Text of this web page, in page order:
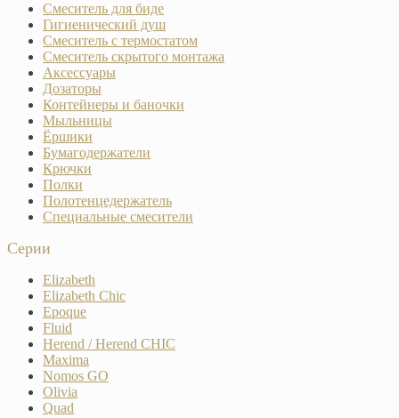
Смеситель для биде
Гигиенический душ
Смеситель с термостатом
Смеситель скрытого монтажа
Аксессуары
Дозаторы
Контейнеры и баночки
Мыльницы
Ёршики
Бумагодержатели
Крючки
Полки
Полотенцедержатель
Специальные смесители
Серии
Elizabeth
Elizabeth Chic
Epoque
Fluid
Herend / Herend CHIC
Maxima
Nomos GO
Olivia
Quad